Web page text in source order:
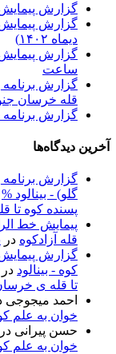
گزارش
گزارش
دیماه ۱۴۰۲)
ساعت
گزارش
قله خرسان
گزارش برنامه
آخرین دیدگاه‌ها
گزارش برنامه
گلو) - بينالود %
پسنده کوه تا
پيمايش خط
قله آزادكوه در
گزارش
کوه - بينالود در
تا قله ی
احمد میجوجی
خوان به علم کوه(
حسن پیرانی در
خوان به علم کوه(